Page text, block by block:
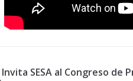
Invita SESA al Congreso de